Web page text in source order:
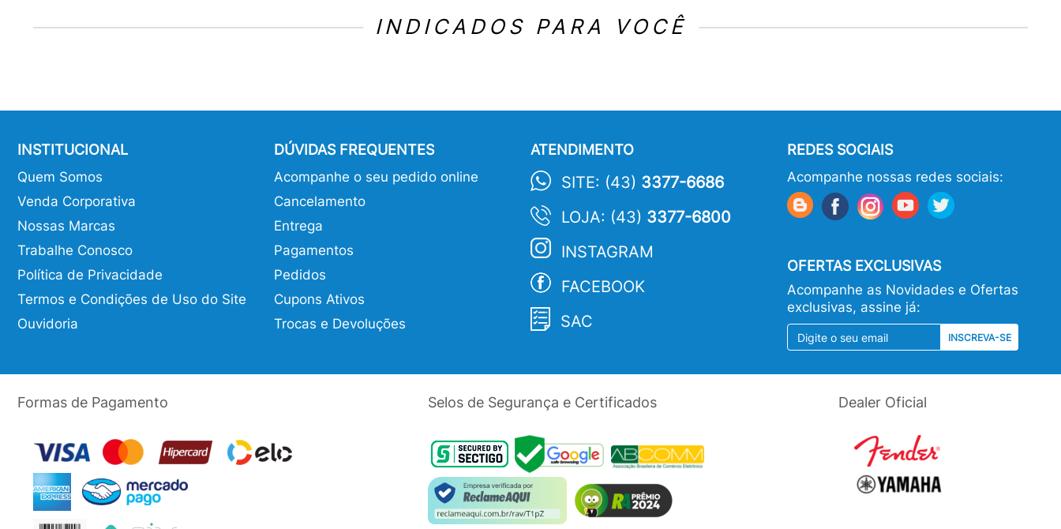
INDICADOS PARA VOCÊ
INSTITUCIONAL
Quem Somos
Venda Corporativa
Nossas Marcas
Trabalhe Conosco
Política de Privacidade
Termos e Condições de Uso do Site
Ouvidoria
DÚVIDAS FREQUENTES
Acompanhe o seu pedido online
Cancelamento
Entrega
Pagamentos
Pedidos
Cupons Ativos
Trocas e Devoluções
ATENDIMENTO
SITE: (43) 3377-6686
LOJA: (43) 3377-6800
INSTAGRAM
FACEBOOK
SAC
REDES SOCIAIS
Acompanhe nossas redes sociais:
OFERTAS EXCLUSIVAS
Acompanhe as Novidades e Ofertas
exclusivas, assine já:
INSCREVA-SE
Formas de Pagamento Selos de Segurança e Certificados Dealer Oficial